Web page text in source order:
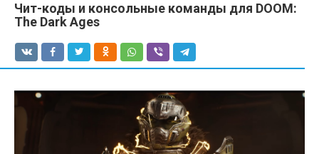
Чит-коды и консольные команды для DOOM:
The Dark Ages